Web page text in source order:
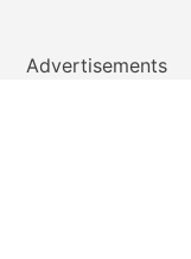
Advertisements